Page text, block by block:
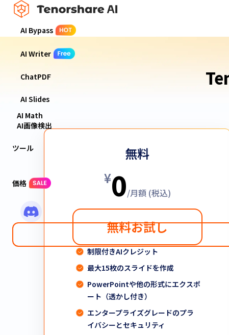
AI Bypass
AI Writer
ChatPDF
AI Slides
AI Math
AI画像検出
ツール
価格
無料
¥0/月額 (税込)
無料お試し
制限付きAIクレジット
最大15枚のスライドを作成
PowerPointや他の形式にエクスポ
ート（透かし付き）
エンタープライズグレードのプラ
イバシーとセキュリティ